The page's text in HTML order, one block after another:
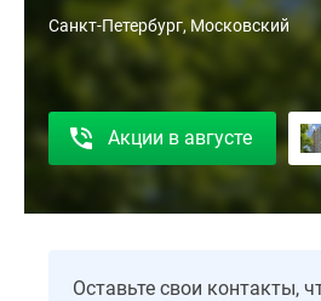
Современный
двухсекционный
этажный
ЖД
«Витебский
строительного
Санкт-Петербург, Московский
Акции в августе
Оставьте свои контакты,